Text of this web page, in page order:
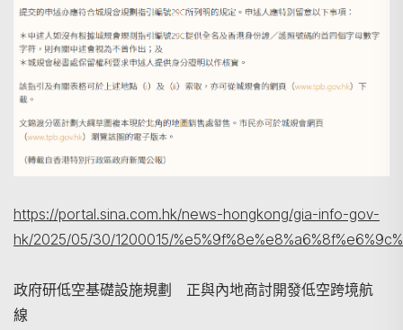
搜尋
https://portal.sina.com.hk/news-hongkong/gia-info-gov-
hk/2025/05/30/1200015/
政府研低空基礎設施規劃 正與內地商討開發低空跨境航
線